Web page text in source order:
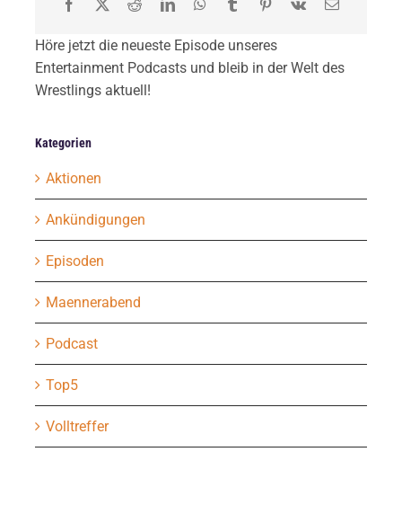
Höre jetzt die neueste Episode unseres
Entertainment Podcasts und bleib in der Welt des
Wrestlings aktuell!
Kategorien
Aktionen
Ankündigungen
Episoden
Maennerabend
Podcast
Top5
Volltreffer